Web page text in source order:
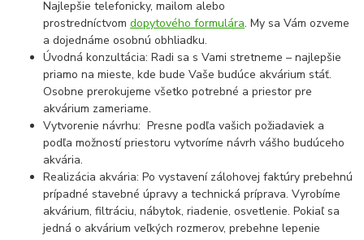
Najlepšie telefonicky, mailom alebo
prostredníctvomdopytového formulára. My sa Vám ozveme
a dojednáme osobnú obhliadku.
Úvodná konzultácia: Radi sa s Vami stretneme – najlepšie
priamo na mieste, kde bude Vaše budúce akvárium stáť.
Osobne prerokujeme všetko potrebné a priestor pre
akvárium zameriame.
Vytvorenie návrhu: Presne podľa vašich požiadaviek a
podľa možností priestoru vytvoríme návrh vášho budúceho
akvária.
Realizácia akvária: Po vystavení zálohovej faktúry prebehnú
prípadné stavebné úpravy a technická príprava. Vyrobíme
akvárium, filtráciu, nábytok, riadenie, osvetlenie. Pokiaľ sa
jedná o akvárium veľkých rozmerov, prebehne lepenie